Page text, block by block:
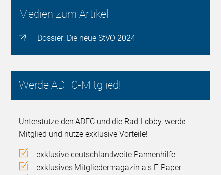
Medien zum Artikel
Dossier: Die neue StVO 2024
Werde ADFC-Mitglied!
Unterstütze den ADFC und die Rad-Lobby, werde
Mitglied und nutze exklusive Vorteile!
exklusive deutschlandweite Pannenhilfe
exklusives Mitgliedermagazin als E-Paper